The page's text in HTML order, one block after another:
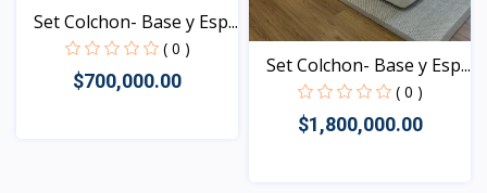
Set Colchon- Base y Esp...
( 0 )
$700,000.00
Set Colchon- Base y Esp...
( 0 )
$1,800,000.00